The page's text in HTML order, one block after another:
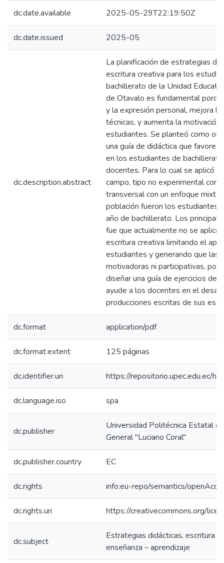
dc.date.available 2025-05-29T22:19:50Z
dc.date.issued 2025-05
dc.description.abstract
La planificación de estrategias
escritura creativa para los
bachillerato de la Unidad
de Otavalo es fundamental
y la expresión personal, mejora
técnicas, y aumenta la
estudiantes. Se planteó como
una guía de didáctica que
en los estudiantes de
docentes. Para lo cual se aplicó
campo, tipo no experimental con
transversal con un enfoque
población fueron los estudiantes
año de bachillerato. Los
fue que actualmente no se
escritura creativa limitando el
estudiantes y generando que las
motivadoras ni participativas, por
diseñar una guía de ejercicios de
ayude a los docentes en el
producciones escritas de sus
dc.format application/pdf
dc.format.extent 125 páginas
dc.identifier.uri https://repositorio.upec.edu.ec/
dc.language.iso spa
dc.publisher
Universidad Politécnica Estatal
General "Luciano Coral"
dc.publisher.country EC
dc.rights info:eu-repo/semantics/
dc.rights.uri https://creativecommons.org/
dc.subject
Estrategias didácticas, escritura
enseñanza – aprendizaje